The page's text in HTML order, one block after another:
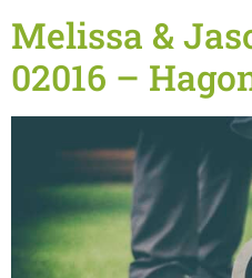
Melissa &
02016 –